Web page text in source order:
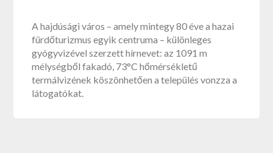
A hajdúsági város – amely mintegy 80 éve a hazai
fürdőturizmus egyik centruma – különleges
gyógyvizével szerzett hírnevet: az 1091 m
mélységből fakadó, 73°C hőmérsékletű
termálvizének köszönhetően a település vonzza a
látogatókat.